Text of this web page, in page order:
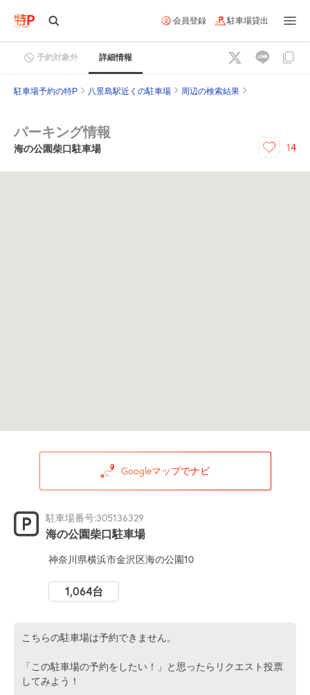
会員登録 駐車場貸出
予約対象外 詳細情報
駐車場予約の特P 八景島駅近くの駐車場 周辺の検索結果
パーキング情報
海の公園柴口駐車場 14
Googleマップでナビ
駐車場番号:305136329
海の公園柴口駐車場
神奈川県横浜市金沢区海の公園10
1,064台
こちらの駐車場は予約できません。
「この駐車場の予約をしたい！」と思ったらリクエスト投票
してみよう！